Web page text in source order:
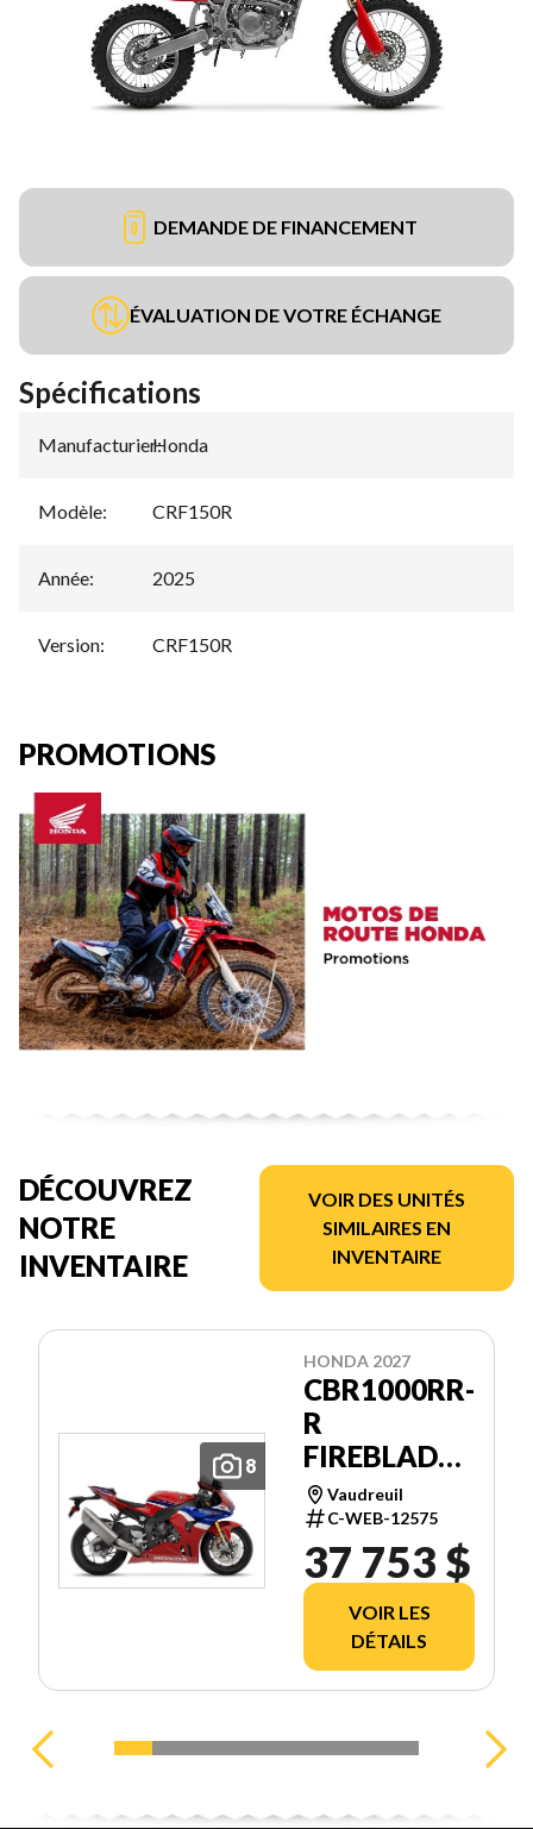
DEMANDE DE FINANCEMENT
ÉVALUATION DE VOTRE ÉCHANGE
Spécifications
Manufacturier:
Honda
Modèle: CRF150R
Année: 2025
Version: CRF150R
PROMOTIONS
DÉCOUVREZ
NOTRE
INVENTAIRE
VOIR DES UNITÉS
SIMILAIRES EN
INVENTAIRE
8
HONDA 2027
CBR1000RR-
R
FIREBLADE
SPVaudreuil
C-WEB-12575
37 753 $
VOIR LES
DÉTAILS